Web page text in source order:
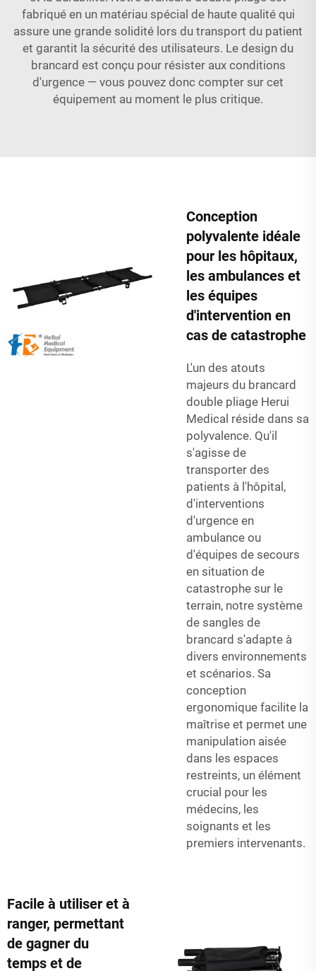
fabriqué en un matériau spécial de haute qualité qui
assure une grande solidité lors du transport du patient
et garantit la sécurité des utilisateurs. Le design du
brancard est conçu pour résister aux conditions
d'urgence — vous pouvez donc compter sur cet
équipement au moment le plus critique.
Conception
polyvalente idéale
pour les hôpitaux,
les ambulances et
les équipes
d'intervention en
cas de catastrophe
L'un des atouts
majeurs du brancard
double pliage Herui
Medical réside dans sa
polyvalence. Qu'il
s'agisse de
transporter des
patients à l'hôpital,
d'interventions
d'urgence en
ambulance ou
d'équipes de secours
en situation de
catastrophe sur le
terrain, notre système
de sangles de
brancard s'adapte à
divers environnements
et scénarios. Sa
conception
ergonomique facilite la
maîtrise et permet une
manipulation aisée
dans les espaces
restreints, un élément
crucial pour les
médecins, les
soignants et les
premiers intervenants.
Facile à utiliser et à
ranger, permettant
de gagner du
temps et de